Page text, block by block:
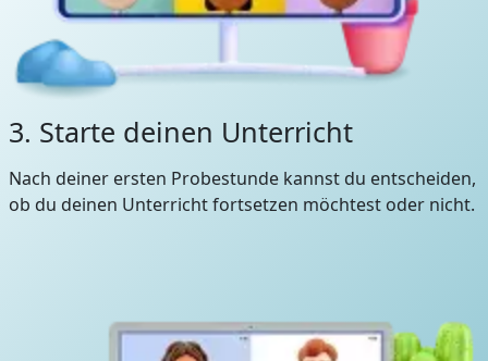
3. Starte deinen Unterricht
Nach deiner ersten Probestunde kannst du entscheiden,
ob du deinen Unterricht fortsetzen möchtest oder nicht.